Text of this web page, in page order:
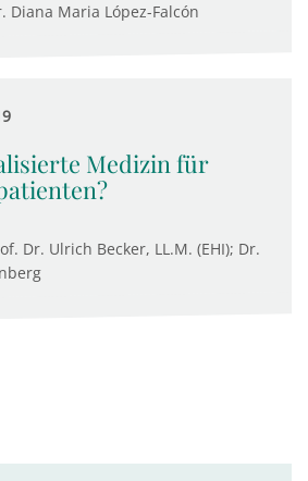
Diana Maria López-Falcón
Medizin für
Dr. Ulrich Becker, LL.M. (EHI); Dr.